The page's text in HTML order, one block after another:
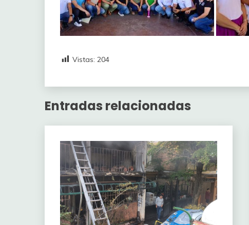
Vistas: 204
Entradas relacionadas